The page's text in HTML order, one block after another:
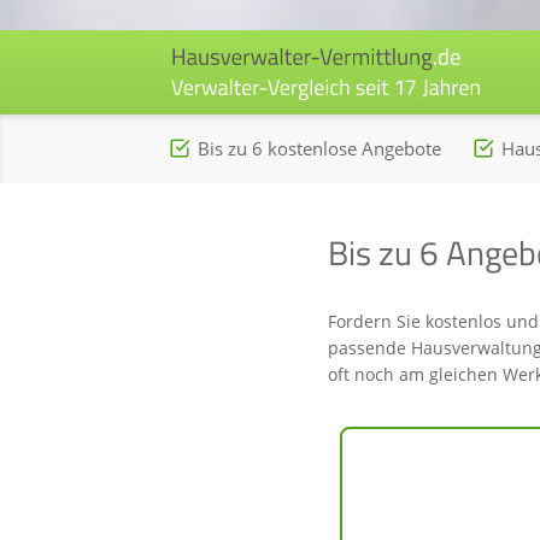
Inhalt
Bis zu 6 kostenlose Angebote
Bis zu 6
Fordern Sie kostenlos
passende
oft noch am gleichen